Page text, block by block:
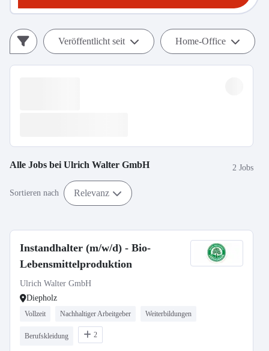
Veröffentlicht seit Home-Office
Alle Jobs bei Ulrich Walter GmbH 2 Jobs
Sortieren nach Relevanz
Instandhalter (m/w/d) - Bio-
Lebensmittelproduktion
Ulrich Walter GmbH
Diepholz
Vollzeit Nachhaltiger Arbeitgeber Weiterbildungen
Berufskleidung 2